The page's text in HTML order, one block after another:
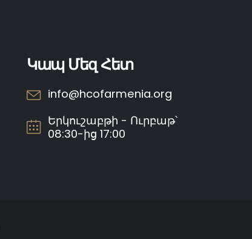
Կապ Մեզ Հետ
info@hcofarmenia.org
Երկուշաբթի - Ուրբաթ՝
08:30-ից 17:00